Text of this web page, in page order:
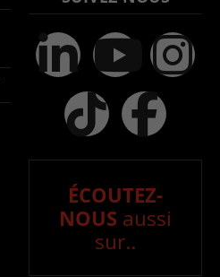
ÉCOUTEZ-
NOUS aussi
sur..